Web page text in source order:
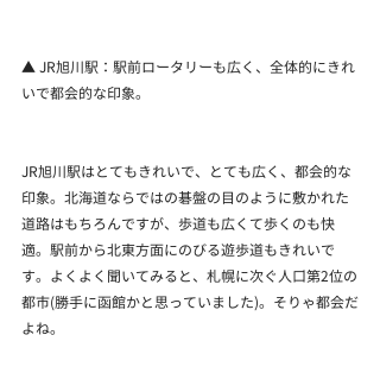
▲ JR旭川駅：駅前ロータリーも広く、全体的にきれ
いで都会的な印象。
JR旭川駅はとてもきれいで、とても広く、都会的な
印象。北海道ならではの碁盤の目のように敷かれた
道路はもちろんですが、歩道も広くて歩くのも快
適。駅前から北東方面にのびる遊歩道もきれいで
す。よくよく聞いてみると、札幌に次ぐ人口第2位の
都市(勝手に函館かと思っていました)。そりゃ都会だ
よね。